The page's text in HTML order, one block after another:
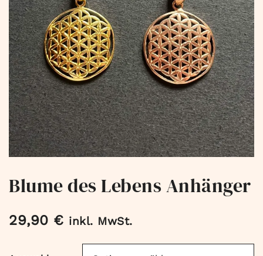
Blume des Lebens Anhänger
29,90 € inkl. MwSt.